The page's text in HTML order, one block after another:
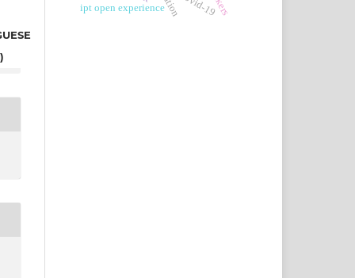
ipt open experience